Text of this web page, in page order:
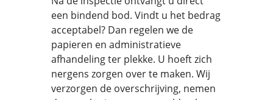
een bindend bod. Vindt u het bedrag
acceptabel? Dan regelen we de
papieren en administratieve
afhandeling ter plekke. U hoeft zich
nergens zorgen over te maken. Wij
verzorgen de overschrijving, nemen